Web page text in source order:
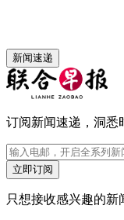
新闻速递
订阅新闻速递，洞悉
立即订阅
只想接收感兴趣的新